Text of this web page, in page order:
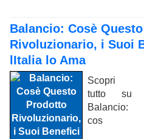
Balancio: Cosè
Rivoluzionario, i Suoi
lItalia lo Ama
Scopri
tutto su
Balancio:
cos